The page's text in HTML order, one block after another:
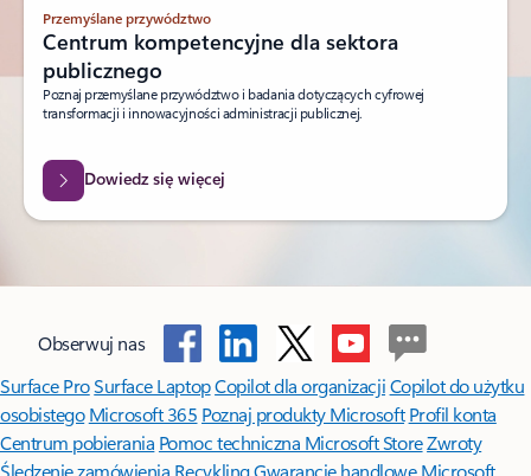
Przemyślane przywództwo
Centrum kompetencyjne dla sektora
publicznego
Poznaj przemyślane przywództwo i badania dotyczących cyfrowej
transformacji i innowacyjności administracji publicznej.
Dowiedz się więcej
Obserwuj nas
Surface ProSurface LaptopCopilot dla organizacjiCopilot do użytku
osobistego Microsoft 365 Poznaj produkty Microsoft Profil konta
Centrum pobierania Pomoc techniczna Microsoft StoreZwroty
Śledzenie zamówienia RecyklingGwarancje handlowe Microsoft